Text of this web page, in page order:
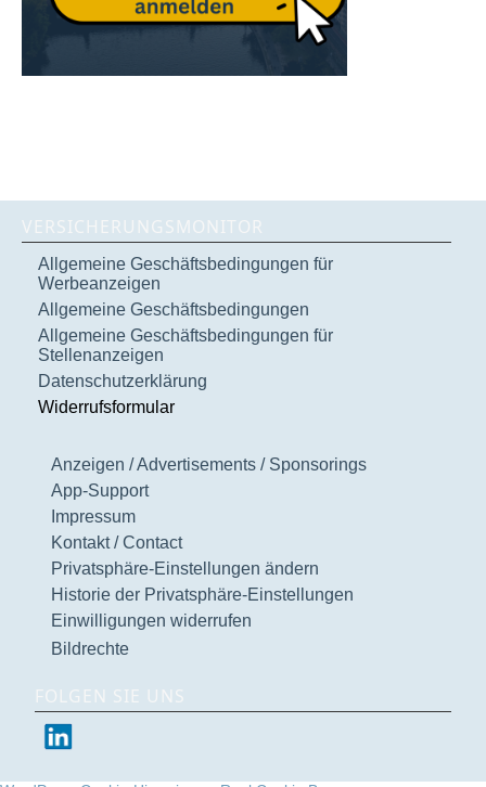
VERSICHERUNGSMONITOR
Allgemeine Geschäftsbedingungen für
Werbeanzeigen
Allgemeine Geschäftsbedingungen
Allgemeine Geschäftsbedingungen für
Stellenanzeigen
Datenschutzerklärung
Widerrufsformular
Anzeigen / Advertisements / Sponsorings
App-Support
Impressum
Kontakt / Contact
Privatsphäre-Einstellungen ändern
Historie der Privatsphäre-Einstellungen
Einwilligungen widerrufen
Bildrechte
FOLGEN SIE UNS